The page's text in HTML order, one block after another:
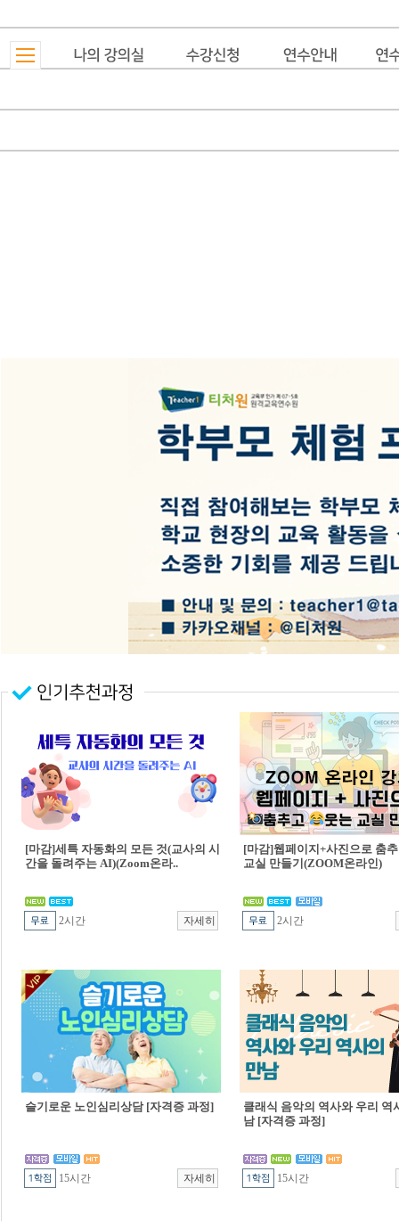
[마감]세특 자동화의 모든 것(교사의 시
간을 돌려주는 AI)(Zoom온라..
2시간
[마감]웹페이지+사진으로 춤
교실 만들기(ZOOM온라인)
2시간
슬기로운 노인심리상담 [자격증 과정]
15시간
클래식 음악의 역사와 우리 역
남 [자격증 과정]
15시간